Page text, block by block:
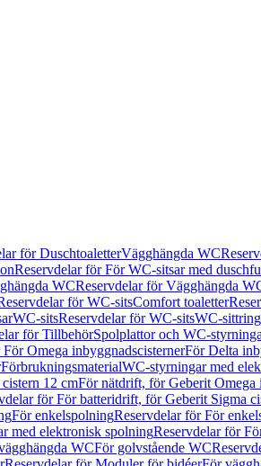
för DuschtoaletterVägghängda WC
Reservdelar för För WC-sitsar med
WCReservdelar för Vägghängda
för WC-sitsComfort toaletter
WC-sitsReservdelar för WC-sitsWC-sittring
för TillbehörSpolplattor och WC-
Omega inbyggnadscisternerFör Delta
FörbrukningsmaterialWC-styrningar med
12 cmFör nätdrift, för Geberit Omega
för För batteridrift, för Geberit Sigma
För enkelspolningReservdelar för För
med elektronisk spolningReservdelar för
WCFör golvstående WC